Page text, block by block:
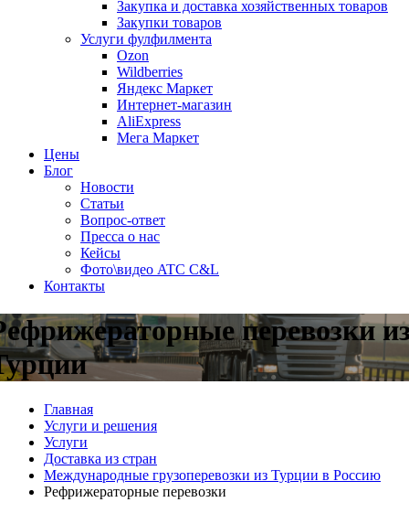
Закупка и доставка хозяйственных товаров
Закупки товаров
Услуги фулфилмента
Ozon
Wildberries
Яндекс Маркет
Интернет-магазин
AliExpress
Мега Маркет
Цены
Блог
Новости
Статьи
Вопрос-ответ
Пресса о нас
Кейсы
Фото\видео ATC C&L
Контакты
перевозки
Главная
Услуги и решения
Услуги
Доставка из стран
Международные грузоперевозки из Турции в Россию
Рефрижераторные перевозки